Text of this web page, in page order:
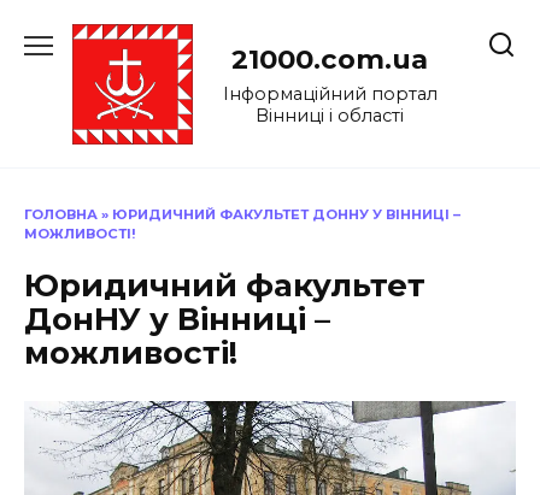
до
21000.com.ua
Інформаційний портал
Вінниці і області
ГОЛОВНА » ЮРИДИЧНИЙ ФАКУЛЬТЕТ ДОННУ У ВІННИЦІ –
МОЖЛИВОСТІ!
Юридичний факультет
ДонНУ у Вінниці –
можливості!